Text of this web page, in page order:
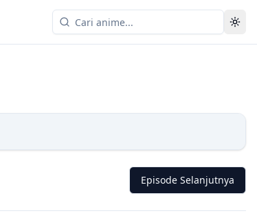
Episode Selanjutnya